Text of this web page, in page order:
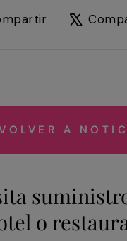
Compartir
A
o